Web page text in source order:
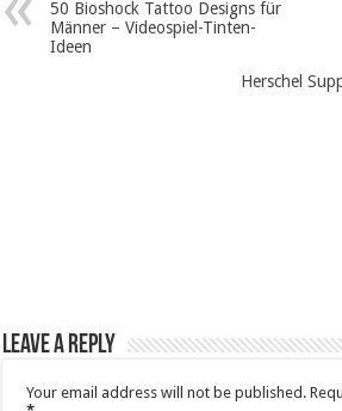
50 Bioshock Tattoo Designs für
Männer – Videospiel-Tinten-
Ideen
Herschel
Leave a Reply
Your email address will not be published.